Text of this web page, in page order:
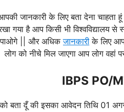
जानकारी के लिए बता देना
गया है आप किसी भी विश्वविद्यालय से
|| और अधिकजानकारी के लिए
लोग को नीचे मिल जाएगा आप लोग
IBPS PO/
बता दूँ की इसका आवेदन तिथि 01